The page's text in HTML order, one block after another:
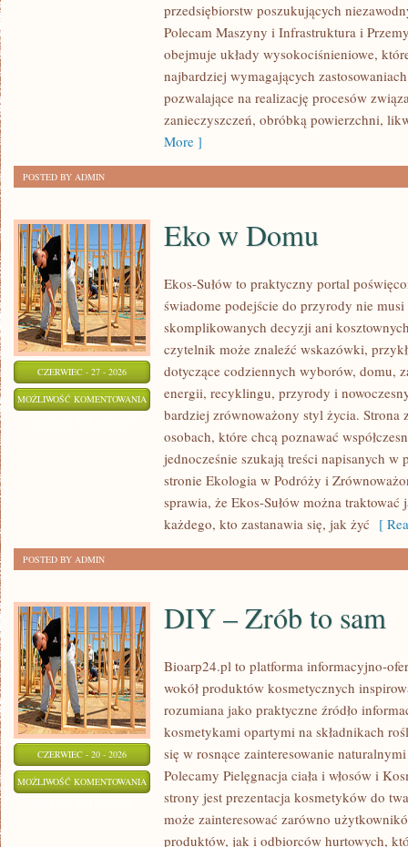
przedsiębiorstw poszukujących
Polecam Maszyny i Infrastruktura i
obejmuje układy wysokociśnieniowe,
najbardziej wymagających
pozwalające na realizację procesów
zanieczyszczeń, obróbką powierzchni,
More ]
POSTED BY ADMIN
CZERWIEC - 27 - 2026
MOŻLIWOŚĆ KOMENTOWANIA
DOMU
Eko w Domu
Ekos-Sułów to praktyczny portal
świadome podejście do przyrody nie
skomplikowanych decyzji ani
czytelnik może znaleźć wskazówki,
dotyczące codziennych wyborów, domu,
energii, recyklingu, przyrody i
bardziej zrównoważony styl życia. Strona
osobach, które chcą poznawać
jednocześnie szukają treści napisanych w
stronie Ekologia w Podróży i
sprawia, że Ekos-Sułów można
każdego, kto zastanawia się, jak żyć [
POSTED BY ADMIN
CZERWIEC - 20 - 2026
MOŻLIWOŚĆ KOMENTOWANIA
ZRÓB
DIY – Zrób to sam
Bioarp24.pl to platforma informacyjno-
wokół produktów kosmetycznych
rozumiana jako praktyczne źródło
kosmetykami opartymi na składnikach
się w rosnące zainteresowanie
Polecamy Pielęgnacja ciała i włosów i
strony jest prezentacja kosmetyków do
może zainteresować zarówno
produktów, jak i odbiorców hurtowych,